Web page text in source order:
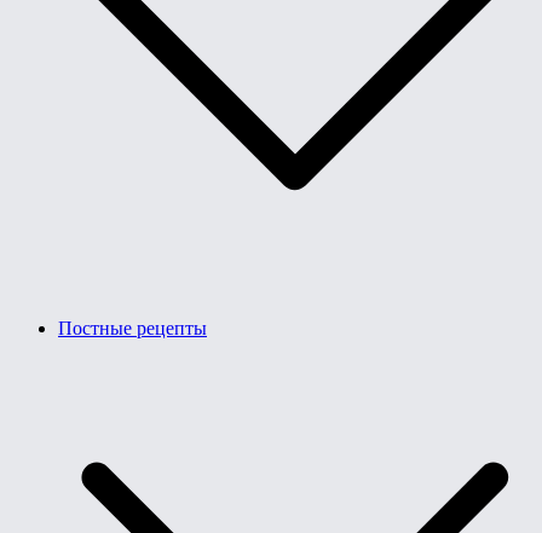
Постные рецепты